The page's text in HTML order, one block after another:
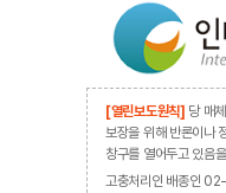
[열린보도원칙] 당 매
보장을 위해 반론이나
창구를 열어두고 있음
고충처리인 배종인